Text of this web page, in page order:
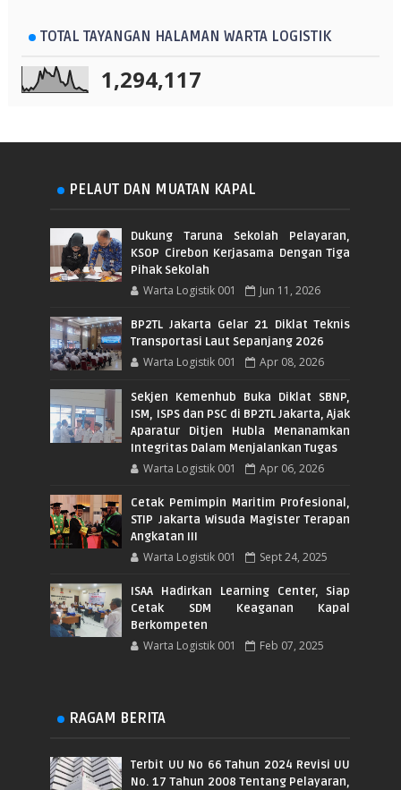
TOTAL TAYANGAN HALAMAN WARTA LOGISTIK
1,294,117
PELAUT DAN MUATAN KAPAL
Dukung Taruna Sekolah Pelayaran,
KSOP Cirebon Kerjasama Dengan Tiga
Pihak Sekolah
Warta Logistik 001 Jun 11, 2026
BP2TL Jakarta Gelar 21 Diklat Teknis
Transportasi Laut Sepanjang 2026
Warta Logistik 001 Apr 08, 2026
Sekjen Kemenhub Buka Diklat SBNP,
ISM, ISPS dan PSC di BP2TL Jakarta, Ajak
Aparatur Ditjen Hubla Menanamkan
Integritas Dalam Menjalankan Tugas
Warta Logistik 001 Apr 06, 2026
Cetak Pemimpin Maritim Profesional,
STIP Jakarta Wisuda Magister Terapan
Angkatan III
Warta Logistik 001 Sept 24, 2025
ISAA Hadirkan Learning Center, Siap
Cetak SDM Keaganan Kapal
Berkompeten
Warta Logistik 001 Feb 07, 2025
RAGAM BERITA
Terbit UU No 66 Tahun 2024 Revisi UU
No. 17 Tahun 2008 Tentang Pelayaran,